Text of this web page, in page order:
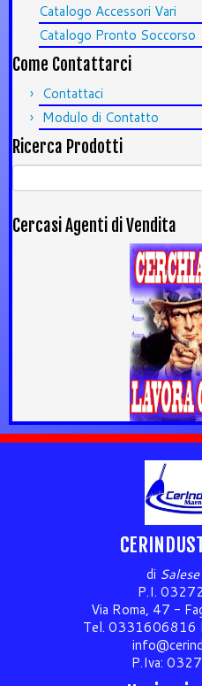
Catalogo Accessori Vari
Catalogo Pronto Soccorso
Come Contattarci
Contattaci
Modulo di Contatto
Ricerca Prodotti
Ricerca
per:
Cercasi Agenti di Vendita
di
P.I.
Via Roma, 47 -
Tel. 0331606816
P.Iva: